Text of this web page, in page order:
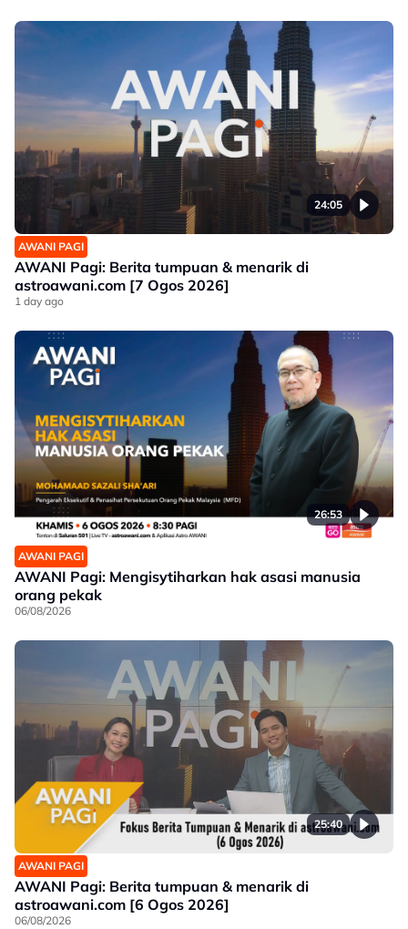
24:05
AWANI PAGI
AWANI Pagi: Berita tumpuan & menarik di
astroawani.com [7 Ogos 2026]
1 day ago
26:53
AWANI PAGI
AWANI Pagi: Mengisytiharkan hak asasi manusia
orang pekak
06/08/2026
25:40
AWANI PAGI
AWANI Pagi: Berita tumpuan & menarik di
astroawani.com [6 Ogos 2026]
06/08/2026